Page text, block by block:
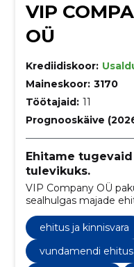
VIP
OÜ
Krediidiskoor:
Maineskoor: 3170
Töötajaid: 11
Prognooskäive
Ehitame
tulevikuks.
VIP Company OÜ
sealhulgas majade
remonditöid. Samuti
fassaadide
ja tööde kõrge
ehitus ja kinnisvara
vundamendi ehitus